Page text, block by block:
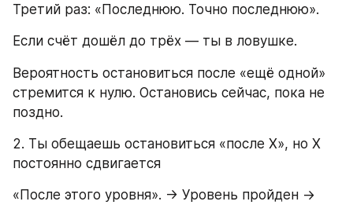
Третий раз: «Последнюю. Точно последнюю».
Если счёт дошёл до трёх — ты в ловушке.
Вероятность остановиться после «ещё одной»
стремится к нулю. Остановись сейчас, пока не
поздно.
2. Ты обещаешь остановиться «после X», но X
постоянно сдвигается
«После этого уровня». → Уровень пройден →